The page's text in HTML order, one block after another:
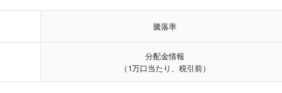
騰落率
分配金情報
（1万口当たり、税引前）